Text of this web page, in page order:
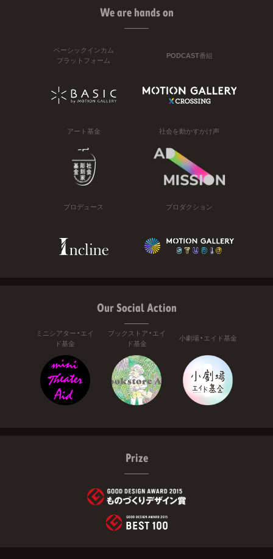
We are hands on
ベーシックインカム
プラットフォーム
PODCAST番組
アート基金 社会を動かすかけ声
プロデュース プロダクション
Our Social Action
ミニシアター・エイ
ド基金
ブックストア・エイ
ド基金
小劇場・エイド基金
Prize